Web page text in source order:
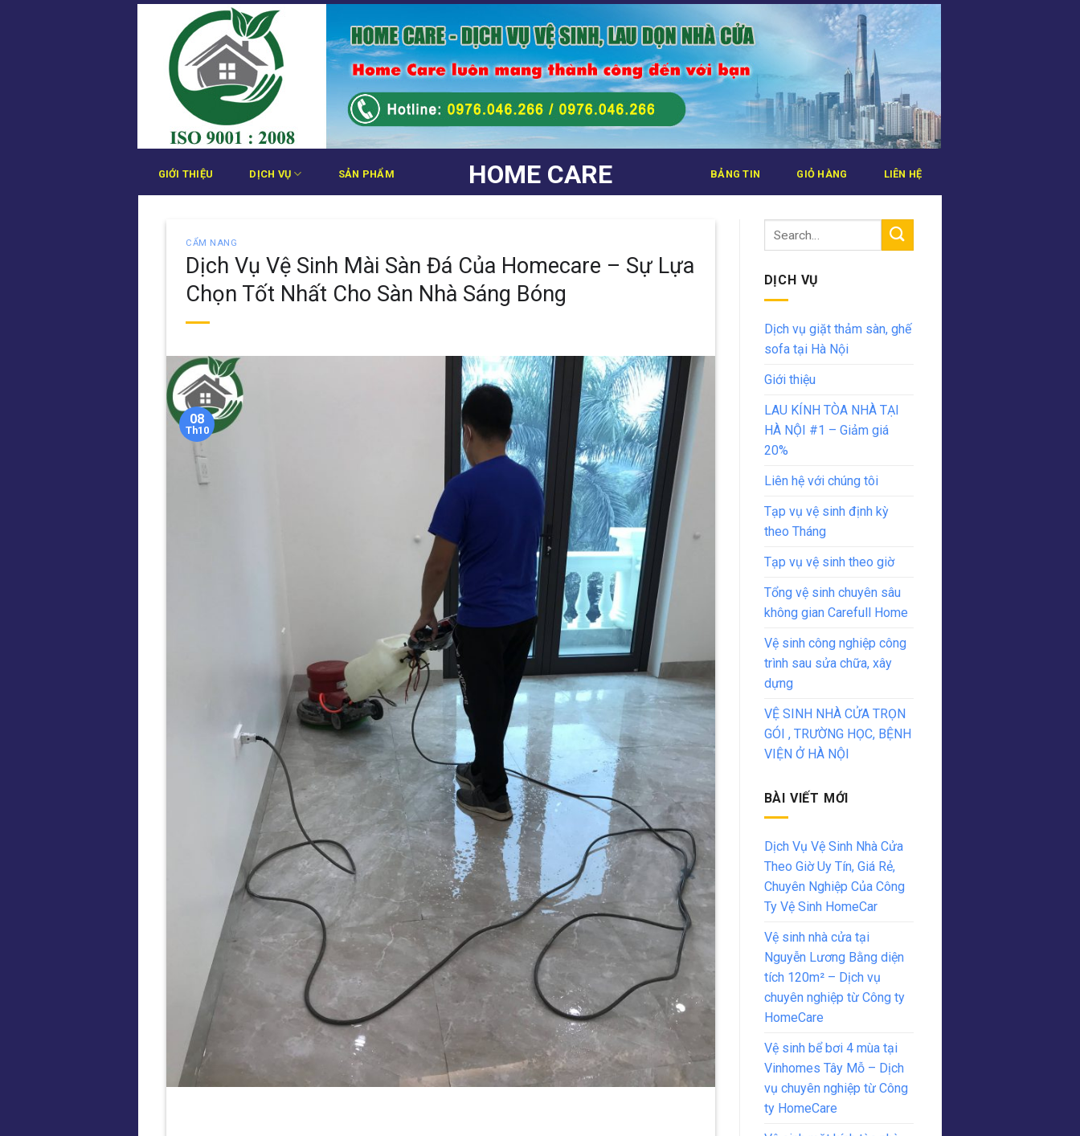
Bỏ
HOME CARE
GIỚI THIỆU DỊCH VỤ SẢN PHẨM BẢNG TIN GIỎ HÀNG LIÊN HỆ
CẨM NANG
Dịch Vụ Vệ Sinh Mài Sàn Đá Của Homecare – Sự Lựa
Chọn Tốt Nhất Cho Sàn Nhà Sáng Bóng
08
Th10
DỊCH VỤ
Dịch vụ giặt thảm sàn, ghế
sofa tại Hà Nội
Giới thiệu
LAU KÍNH TÒA NHÀ TẠI
HÀ NỘI #1 – Giảm giá
20%
Liên hệ với chúng tôi
Tạp vụ vệ sinh định kỳ
theo Tháng
Tạp vụ vệ sinh theo giờ
Tổng vệ sinh chuyên sâu
không gian Carefull Home
Vệ sinh công nghiệp công
trình sau sửa chữa, xây
dựng
VỆ SINH NHÀ CỬA TRỌN
GÓI , TRƯỜNG HỌC, BỆNH
VIỆN Ở HÀ NỘI
BÀI VIẾT MỚI
Dịch Vụ Vệ Sinh Nhà Cửa
Theo Giờ Uy Tín, Giá Rẻ,
Chuyên Nghiệp Của Công
Ty Vệ Sinh HomeCar
Vệ sinh nhà cửa tại
Nguyễn Lương Bằng diện
tích 120m² – Dịch vụ
chuyên nghiệp từ Công ty
HomeCare
Vệ sinh bể bơi 4 mùa tại
Vinhomes Tây Mỗ – Dịch
vụ chuyên nghiệp từ Công
ty HomeCare